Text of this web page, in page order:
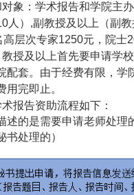
象：学术报告和学院主
人） ,副教授及以上（副教
高层次专家1250元，院士
授及以上首先要申请学
配套。由于经费有限，学
用完即止。
报告资助流程如下：
述的是需要申请老师处理
书处理的）